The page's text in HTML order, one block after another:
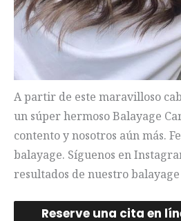
A partir de este maravilloso
un súper hermoso Balayage
contento y nosotros aún más.
balayage. Síguenos en
resultados de nuestro
Reserve una cita en